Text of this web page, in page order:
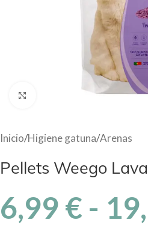
Haga Click para agrandar
Inicio/Higiene gatuna/Arenas
Pellets Weego
6,99 € -